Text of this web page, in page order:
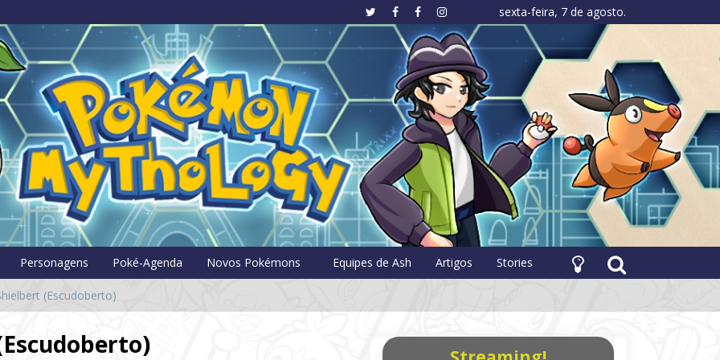
sexta-feira, 7 de agosto.
Pokémon Mythology
Personagens Poké-Agenda Novos Pokémons Equipes de Ash Artigos Stories
(Escudoberto)